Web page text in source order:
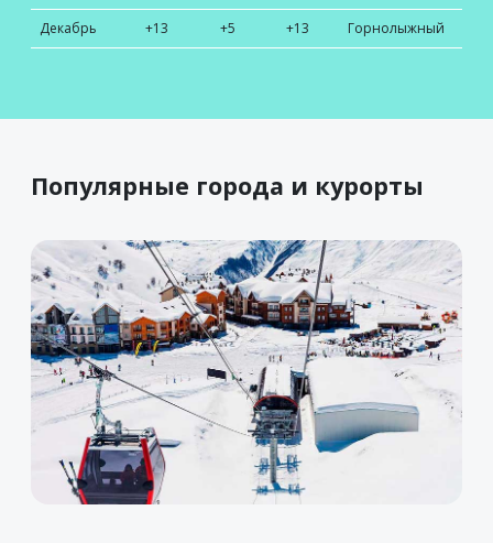
Декабрь +13 +5 +13 Горнолыжный
Популярные города и курорты